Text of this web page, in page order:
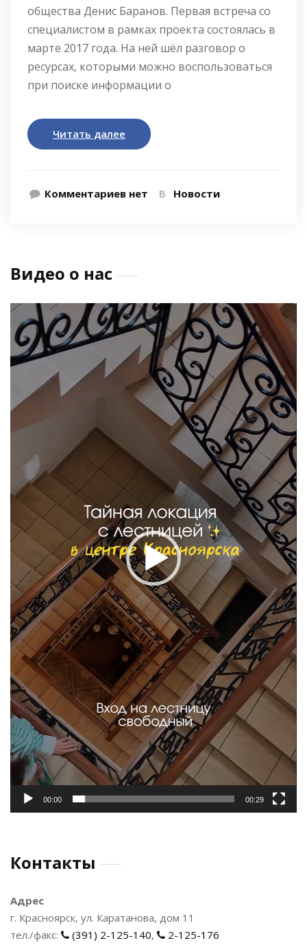
общества Денис Баранов. Первая встреча со
специалистом в рамках проекта состоялась в
марте 2017 года. На ней шёл разговор о
ресурсах, которыми можно воспользоваться
при поиске информации о
Читать далее
Комментариев нет В Новости
Видео о нас
Видеоплеер
00:00 00:29
Контакты
Адрес
г. Красноярск, ул. Каратанова, дом 11
тел./факс:
(391) 2-125-140, 2-125-176